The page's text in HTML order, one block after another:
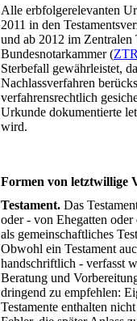
Alle erbfolgerelevanten
2011 in den
und ab 2012 im Zentralen
Bundesnotarkammer (ZTR
Sterbefall gewährleistet,
Nachlassverfahren
verfahrensrechtlich
Urkunde dokumentierte
wird.
Formen von letztwillige
Testament. Das
oder - von Ehegatten
als gemeinschaftliches
Obwohl ein Testament
handschriftlich - verfasst
Beratung und
dringend zu empfehlen:
Testamente enthalten